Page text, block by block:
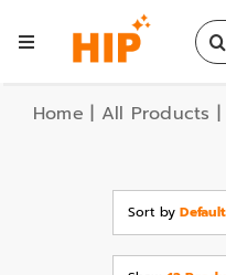
Toggle
for:
Home | All Products |
Sort by